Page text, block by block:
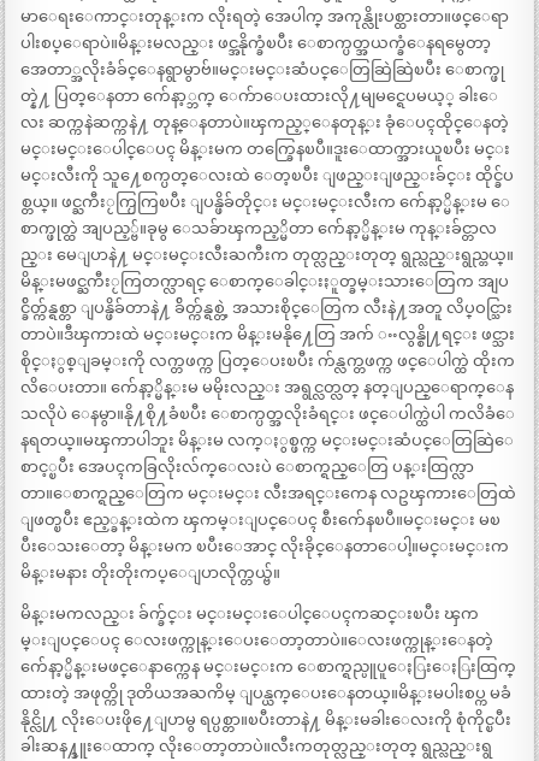
မာေရးေကာင္းတုန္းက လိုးရတဲ့ အေပါက္ အကုန္လိုးပစ္ထားတာ။ဖင္ေရာ
ပါးစပ္ေရာပဲ။မိန္းမလည္း ဖင္အနိုက္ခံၿပီး ေစာက္ပတ္အယက္ခံေနရမွေတာ့
အေတာ္အလိုးခံခ်င္ေနရွာမွာဗ်။မင္းမင္းဆံပင္ေတြဆြဲဆြဲၿပီး ေစာက္ဖု
တ္နဲ႔ ပြတ္ေနတာ က်ေနာ့္ဘက္ ေက်ာေပးထားလို႔မျမင္ရေပမယ့္ ခါးေ
လး ဆက္ကနဲဆက္ကနဲ႔ တုန္ေနတာပဲ။ၾကည့္ေနတုန္း ခုံေပၚထိုင္ေနတဲ့
မင္းမင္းေပါင္ေပၚ မိန္းမက တက္ခြေနၿပီ။ဒူးေထာက္အားယူၿပီး မင္း
မင္းလီးကို သူ႔ေစက္ပတ္ေလးထဲ ေတ့ၿပီး ျဖည္းျဖည္းခ်င္း ထိုင္ခ်ပ
စ္တယ္။ ဖင္ႀကီးႂကြႂကြၿပီး ျပန္ဖိခ်တိုင္း မင္းမင္းလီးက က်ေနာ့္မိန္းမ ေ
စာက္ဖုတ္ထဲ အျပည့္ဗ်။ခုမွ ေသခ်ာၾကည့္မိတာ က်ေနာ့္မိန္းမ ကုန္းခ်င္တာလ
ည္း မေျပာနဲ႔ မင္းမင္းလီးႀကီးက တုတ္လည္းတုတ္ ရွည္လည္းရွည္တယ္။
မိန္းမဖင္ႀကီးႂကြတက္လာရင္ ေစာက္ေခါင္းႏူတ္ခမ္းသားေတြက အျပ
င္ခ်ိတ္က်န္ရစ္တာ ျပန္ဖိခ်တာနဲ႔ ခ်ိတ္က်န္ရစ္တဲ့ အသားစိုင္ေတြက လီးနဲ႔အတူ လိပ္ဝင္သြား
တာပဲ။ဒီၾကားထဲ မင္းမင္းက မိန္းမနို႔ေတြ အက် ႌလွန္စို႔ရင္း ဖင္သား
စိုင္ႏွစ္ျခမ္းကို လက္တဖက္က ပြတ္ေပးၿပီး က်န္လက္တဖက္က ဖင္ေပါက္ထဲ ထိုးက
လိေပးတာ။ က်ေနာ့္မိန္းမ မမိုးလည္း အရွင္လတ္လတ္ နတ္ျပည္ေရာက္ေန
သလိုပဲ ေနမွာ။နို႔စို႔ခံၿပီး ေစာက္ပတ္အလိုးခံရင္း ဖင္ေပါက္ထဲပါ ကလိခံေ
နရတယ္။မၾကာပါဘူး မိန္းမ လက္ႏွစ္ဖက္က မင္းမင္းဆံပင္ေတြဆြဲေ
စာင့္ၿပီး အေပၚကခြလိုးလ်က္ေလးပဲ ေစာက္ရည္ေတြ ပန္းထြက္လာ
တာ။ေစာက္ရည္ေတြက မင္းမင္း လီးအရင္းကေန လဥၾကားေတြထဲ
ျဖတ္ၿပီး ဧည့္ခန္းထဲက ၾကမ္းျပင္ေပၚ စီးက်ေနၿပီ။မင္းမင္း မၿ
ပီးေသးေတာ့ မိန္းမက ၿပီးေအာင္ လိုးခိုင္ေနတာေပါ့။မင္းမင္းက
မိန္းမနား တိုးတိုးကပ္ေျပာလိုက္တယ္ဗ်။
မိန္းမကလည္း ခ်က္ခ်င္း မင္းမင္းေပါင္ေပၚကဆင္းၿပီး ၾက
မ္းျပင္ေပၚ ေလးဖက္ကုန္းေပးေတာ့တာပဲ။ေလးဖက္ကုန္းေနတဲ့
က်ေနာ့္မိန္းမဖင္ေနာက္ကေန မင္းမင္းက ေစာက္ရည္ပူပူေႏြးေႏြးထြက္
ထားတဲ့ အဖုတ္ကို ဒုတိယအႀကိမ္ ျပန္ယက္ေပးေနတယ္။မိန္းမပါးစပ္က မခံ
နိုင္လို႔ လိုးေပးဖို႔ေျပာမွ ရပ္ပစ္တာ။ၿပီးတာနဲ႔ မိန္းမခါးေလးကို စုံကိုင္ၿပီး
ခါးဆန႔္ဒူးေထာက္ လိုးေတာ့တာပဲ။လီးကတုတ္လည္းတုတ္ ရွည္လည္းရွ